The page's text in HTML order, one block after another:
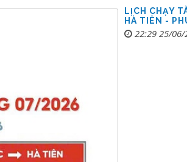
LỊCH CHẠY
HÀ TIÊN -
22:29 25/06/